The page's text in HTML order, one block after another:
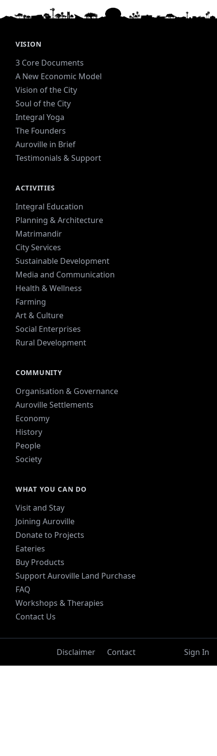
VISION
3 Core Documents
A New Economic Model
Vision of the City
Soul of the City
Integral Yoga
The Founders
Auroville in Brief
Testimonials & Support
ACTIVITIES
Integral Education
Planning & Architecture
Matrimandir
City Services
Sustainable Development
Media and Communication
Health & Wellness
Farming
Art & Culture
Social Enterprises
Rural Development
COMMUNITY
Organisation & Governance
Auroville Settlements
Economy
History
People
Society
WHAT YOU CAN DO
Visit and Stay
Joining Auroville
Donate to Projects
Eateries
Buy Products
Support Auroville Land Purchase
FAQ
Workshops & Therapies
Contact Us
Disclaimer Contact Sign In